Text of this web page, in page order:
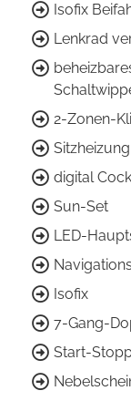
Isofix
Lenkrad
2-Zonen-
digital
Sun-Set
LED-
Isofix
7-Gang-
Start-